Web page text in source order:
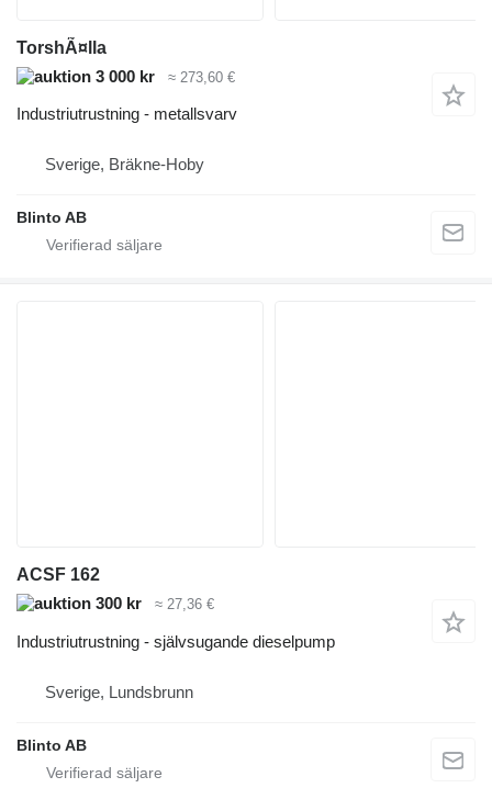
TorshÃ¤lla
3 000 kr
≈ 273,60 €
Industriutrustning - metallsvarv
Sverige, Bräkne-Hoby
Blinto AB
ACSF 162
300 kr
≈ 27,36 €
Industriutrustning - självsugande dieselpump
Sverige, Lundsbrunn
Blinto AB